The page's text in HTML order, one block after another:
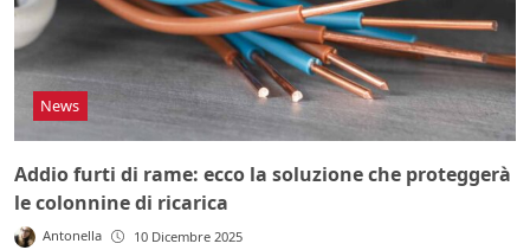
News
Addio furti di rame: ecco la soluzione che proteggerà
le colonnine di ricarica
Antonella 10 Dicembre 2025